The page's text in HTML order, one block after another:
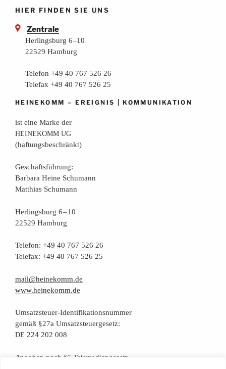
HIER FINDEN SIE UNS
Zentrale
Herlingsburg 6–10
22529 Hamburg
Telefon +49 40 767 526 26
Telefax +49 40 767 526 25
HEINEKOMM –EREIGNIS |KOMMUNIKATION
ist eine Mar­ke der
HEINEKOMM UG
(haf­tungs­be­schränkt)
Geschäfts­füh­rung:
Bar­ba­ra Hei­ne Schumann
Mat­thi­as Schumann
Her­lings­burg 6 – 10
22529 Hamburg
Tele­fon: +49 40 767 526 26
Tele­fax: +49 40 767 526 25
mail@heinekomm.de
www.heinekomm.de
Umsatz­steu­er-Iden­ti­fi­ka­ti­ons­num­mer
gemäß §27a Umsatzsteuergesetz:
DE 224 202 008
Anga­ben nach §5 Telemediengesetz